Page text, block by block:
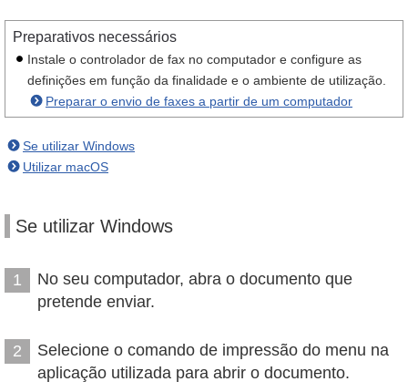
Preparativos necessários
Instale o controlador de fax no computador e configure as
definições em função da finalidade e o ambiente de utilização.
Preparar o envio de faxes a partir de um computador
Se utilizar Windows
Utilizar macOS
Se utilizar Windows
1
No seu computador, abra o documento que
pretende enviar.
2
Selecione o comando de impressão do menu na
aplicação utilizada para abrir o documento.